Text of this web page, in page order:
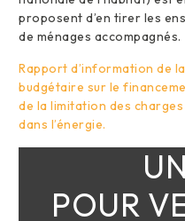
proposent d’en tirer les
de ménages accompagnés.
Rapport d’information de
budgétaire sur le
de la limitation des
dans l’énergie.
POUR